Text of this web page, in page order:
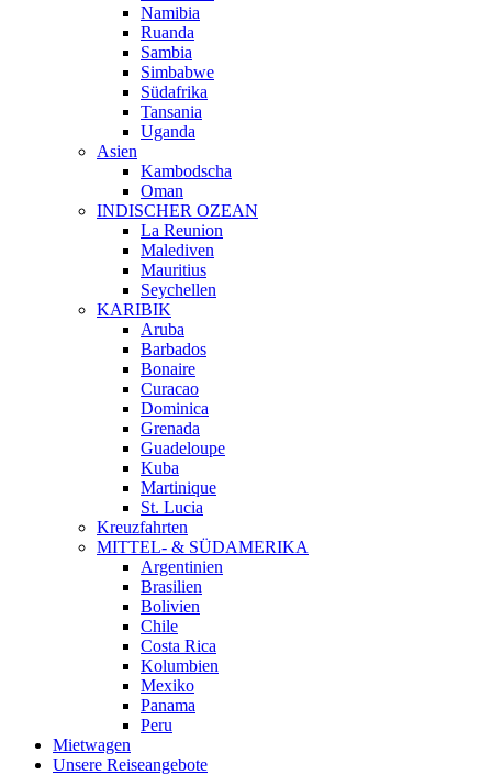
Namibia
Ruanda
Sambia
Simbabwe
Südafrika
Tansania
Uganda
Asien
Kambodscha
Oman
INDISCHER OZEAN
La Reunion
Malediven
Mauritius
Seychellen
KARIBIK
Aruba
Barbados
Bonaire
Curacao
Dominica
Grenada
Guadeloupe
Kuba
Martinique
St. Lucia
Kreuzfahrten
MITTEL- & SÜDAMERIKA
Argentinien
Brasilien
Bolivien
Chile
Costa Rica
Kolumbien
Mexiko
Panama
Peru
Mietwagen
Unsere Reiseangebote